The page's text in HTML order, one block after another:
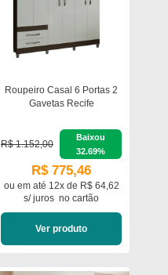
Roupeiro Casal 6 Portas 2
Gavetas Recife
R$ 1.152,00
Baixou
32.69%
R$ 775,46
ou ematé 12x de R$ 64,62
s/ juros no cartão
Ver produto